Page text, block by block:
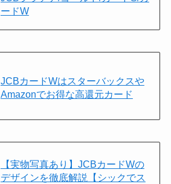
ードW
JCBカードWはスターバックスや
Amazonでお得な高還元カード
【実物写真あり】JCBカードWの
デザインを徹底解説【シックでス